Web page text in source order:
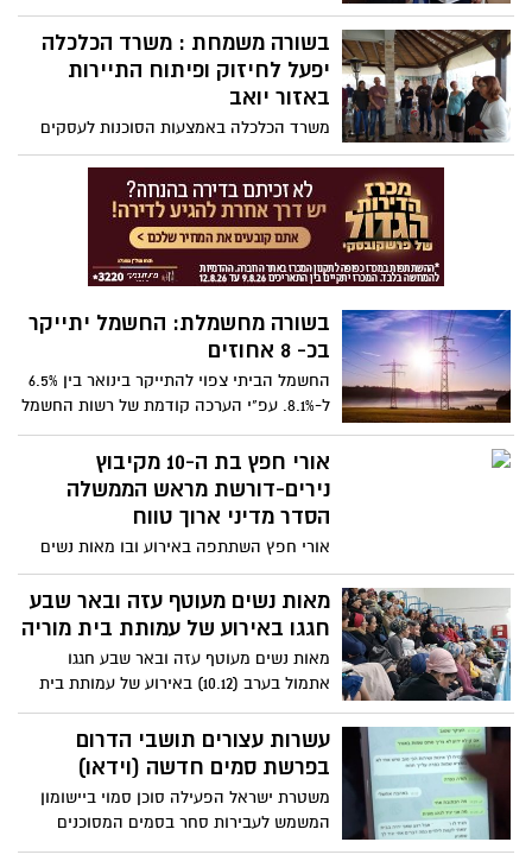
המועצה האזורית חוף אשקלון הנבחר, עו"ד
איתמר רביבו. ראש המועצה היוצא, יאיר
פרג'ון, איחל לו הצלחה רבה בהנהגת המועצה
והעביר לו את מפתחות הלשכה. בכך, סיים
קדנציות בין השנים 2007-2018. רביבו הוא
ראש המועצה השישי שינהיג את המועצה,
שקיימת משנת 1950
בשורה משמחת : משרד הכלכלה
יפעל לחיזוק ופיתוח התיירות
באזור יואב
משרד הכלכלה באמצעות הסוכנות לעסקים
קטנים ובינוניים, הודיע לראשת המועצה
אזורית יואב על אישור הקמת פורום לקידום
העסקים התיירותיים באזור. הפורום אשר
ינוהל על ידי סניף מעוף בקרית גת בשיתוף
עמותת תיירות שפלת יהודה, יציע למועצה
ולאזור תהליך פיתוח של מוצר תיירותי אזורי,
ועידוד הרכש המקומי.
בשורה מחשמלת: החשמל יתייקר
בכ- 8 אחוזים
החשמל הביתי צפוי להתייקר בינואר בין 6.5%
ל-8.1%. עפ"י הערכה קודמת של רשות החשמל
התעריף היה אמור לעלות בינואר בכ-6%. כעת
מוסרת רשות החשמל שחישובים עדכניים
כוללים את עלויות התשתית, ולכן ההתייקרות
אורי חפץ בת ה-10 מקיבוץ
נירים-דורשת מראש הממשלה
הסדר מדיני ארוך טווח
אורי חפץ השתתפה באירוע ובו מאות נשים
מתנועת נשים עושות שלום, תושבי עוטף עזה
ואזרחים מרחבי הארץ אשר הגיעו לקריית
הממשלה בתל אביב , וצעדו למתחם שרונה
מאות נשים מעוטף עזה ובאר שבע
חגגו באירוע של עמותת בית מוריה
מאות נשים מעוטף עזה ובאר שבע חגגו
אתמול בערב (10.12) באירוע של עמותת בית
מוריה בבאר שבע. מלבד המפגש החברתי,
נהנו הנשים ממוזיקה, הומור וכמובן אוכל טוב.
עשרות עצורים תושבי הדרום
בפרשת סמים חדשה (וידאו)
משטרת ישראל הפעילה סוכן סמוי ביישומון
המשמש לעבירות סחר בסמים המסוכנים
ואספה ראיות מפלילות כנגד עשרות חשודים.